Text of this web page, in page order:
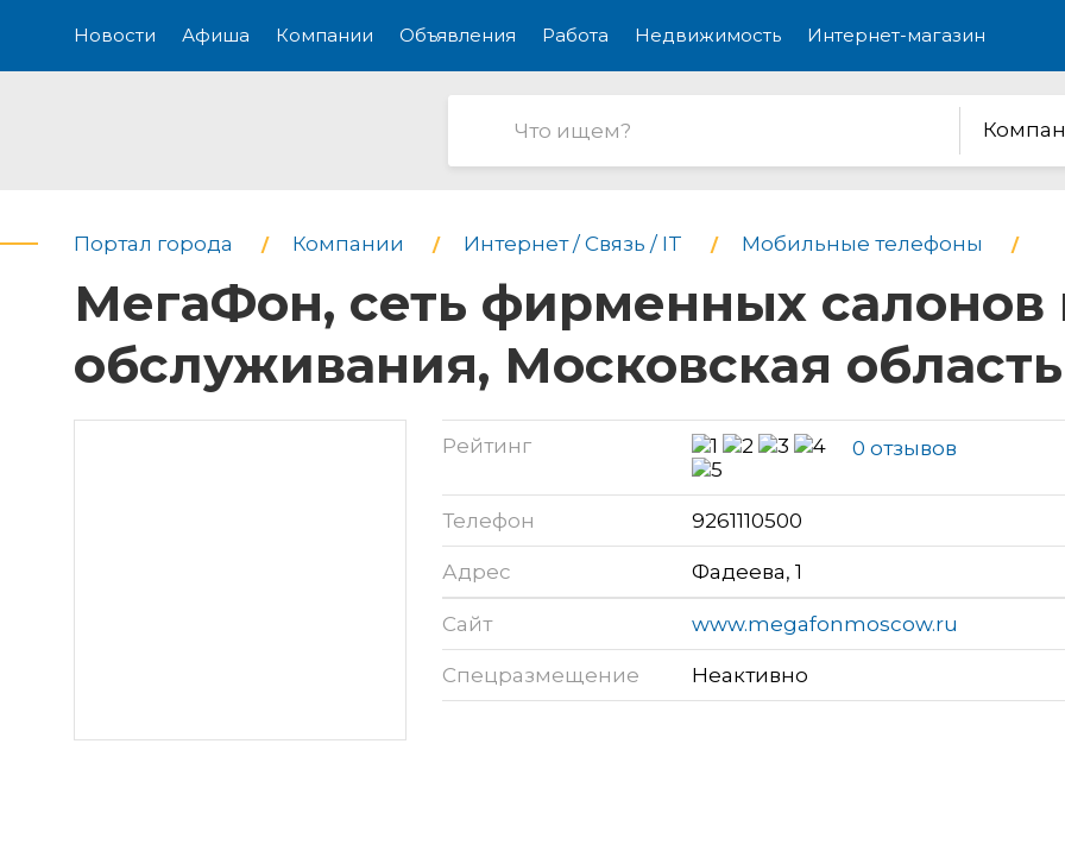
Новости Афиша Компании Объявления Работа Недвижимость Интернет-магазин
Портал города Компании Интернет / Связь / IT Мобильные телефоны
МегаФон, сеть фирменных
обслуживания, Московская область
Рейтинг 0 отзывов
Телефон 9261110500
Адрес Фадеева, 1
Сайт www.megafonmoscow.ru
Спецразмещение Неактивно